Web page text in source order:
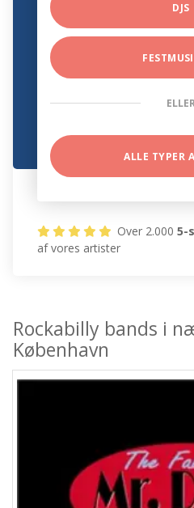
DJS
ALLE TYPER
Over 2.0005-
af vores artister
Rockabilly bands i
København